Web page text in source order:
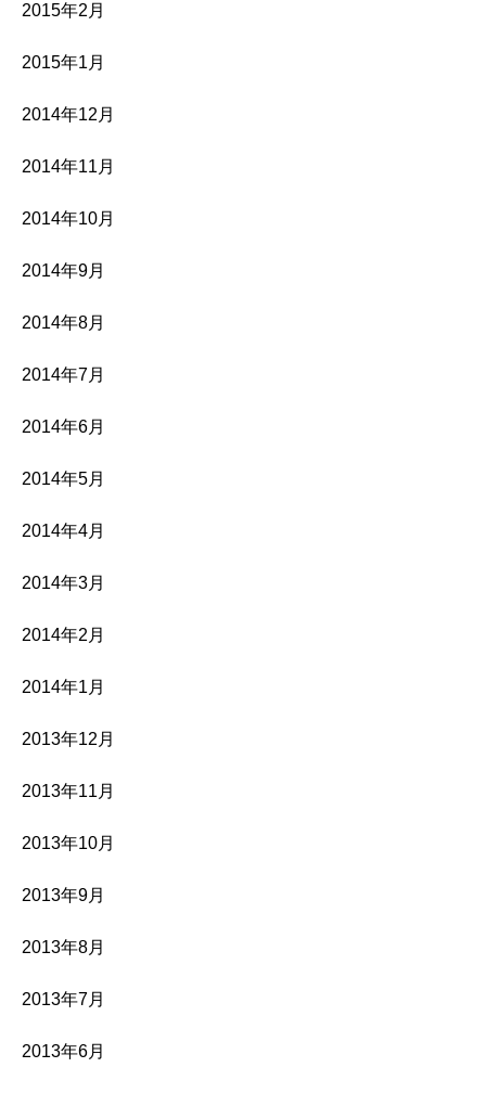
2015年2月
2015年1月
2014年12月
2014年11月
2014年10月
2014年9月
2014年8月
2014年7月
2014年6月
2014年5月
2014年4月
2014年3月
2014年2月
2014年1月
2013年12月
2013年11月
2013年10月
2013年9月
2013年8月
2013年7月
2013年6月